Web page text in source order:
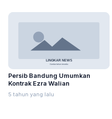
Persib Bandung Umumkan
Kontrak Ezra Walian
5 tahun yang lalu